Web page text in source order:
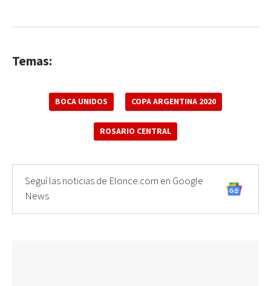
Temas:
BOCA UNIDOS COPA ARGENTINA 2020
ROSARIO CENTRAL
Seguí las noticias de Elonce.com en Google
News